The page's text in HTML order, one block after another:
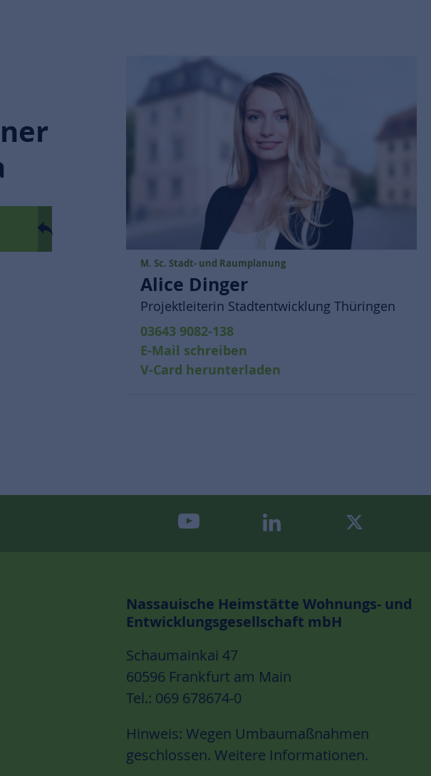
M. Sc. Stadt- und Raumplanung
Alice Dinger
Projektleiterin Stadtentwicklung Thüringen
03643 9082-138
E-Mail schreiben
V-Card herunterladen
youtube linkedin twitter
Nassauische Heimstätte Wohnungs- und
Entwicklungsgesellschaft mbH
Schaumainkai 47
60596 Frankfurt am Main
Tel.: 069 678674-0
Hinweis: Wegen Umbaumaßnahmen
geschlossen. Weitere Informationen.